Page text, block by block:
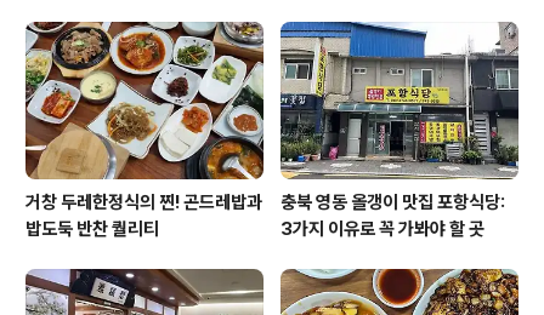
거창 두레한정식의 찐! 곤드레밥과
밥도둑 반찬 퀄리티
충북 영동 올갱이 맛집 포항식당:
3가지 이유로 꼭 가봐야 할 곳